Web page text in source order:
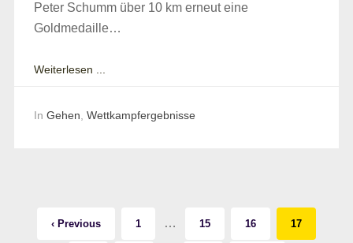
Peter Schumm über 10 km erneut eine
Goldmedaille…
Weiterlesen ...
In Gehen Wettkampfergebnisse
‹ Previous 1 … 15 16 17